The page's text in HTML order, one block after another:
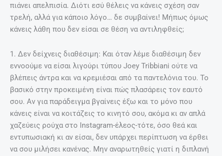
πιάνει απελπισία. Διότι εσύ θέλεις να κάνεις σχέση σαν
τρελή, αλλά για κάποιο λόγο… δε συμβαίνει! Μήπως όμως
κάνεις λάθη που δεν είσαι σε θέση να αντιληφθείς;
1. Δεν δείχνεις διαθέσιμη: Και όταν λέμε διαθέσιμη δεν
εννοούμε να είσαι λιγούρι τύπου Joey Tribbiani ούτε να
βλέπεις άντρα και να κρεμιέσαι από τα παντελόνια του. Το
βασικό στην προκειμένη είναι πώς πλασάρεις τον εαυτό
σου. Αν για παράδειγμα βγαίνεις έξω και το μόνο που
κάνεις είναι να κοιτάζεις το κινητό σου, ακόμα κι αν απλά
χαζεύεις ρούχα στο Instagram-έλεος-τότε, όσο θεά και
εντυπωσιακή κι αν είσαι, δεν υπάρχει περίπτωση να έρθει
να σου μιλήσει κανένας. Μην αναρωτηθείς γιατί η διπλανή